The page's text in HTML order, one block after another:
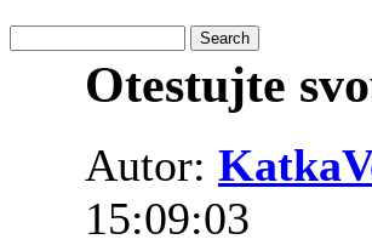
Otestujte
Autor:
15:09:03